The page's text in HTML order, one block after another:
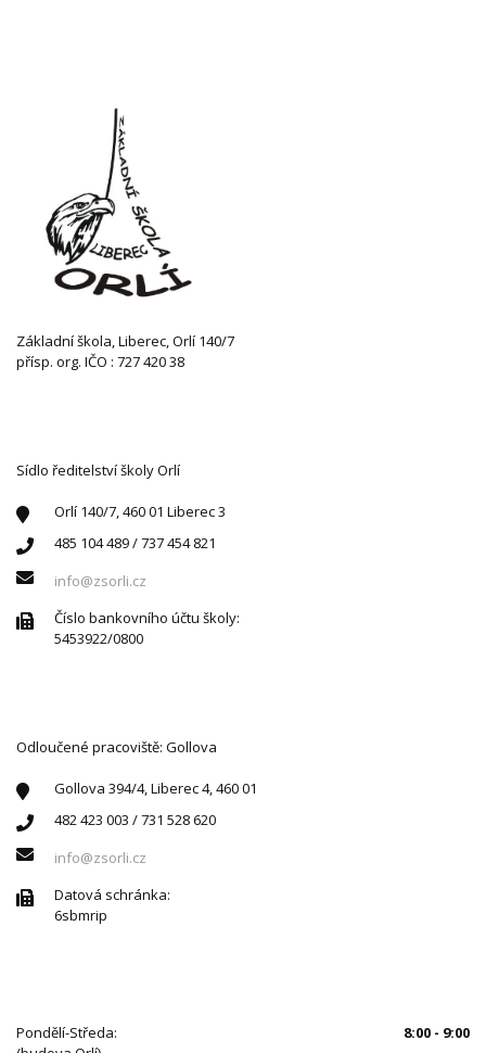
Základní škola, Liberec, Orlí 140/7
přísp. org. IČO : 727 420 38
Sídlo ředitelství školy Orlí
Orlí 140/7, 460 01 Liberec 3
485 104 489 / 737 454 821
info@zsorli.cz
Číslo bankovního účtu školy:
5453922/0800
Odloučené pracoviště: Gollova
Gollova 394/4, Liberec 4, 460 01
482 423 003 / 731 528 620
info@zsorli.cz
Datová schránka:
6sbmrip
Pondělí-Středa:
8:00 - 9:00